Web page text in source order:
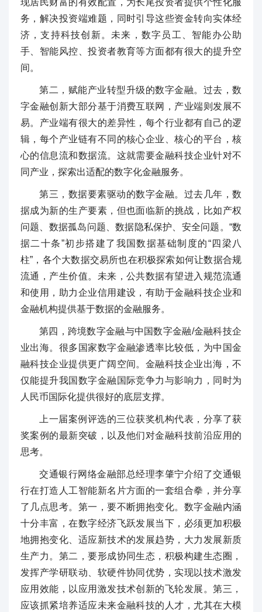
现居民财富的有效配置，为长尾投资者提供个性化服
务，解决投资端难题，同时引导这些资金转向实体经
济，支持科技创新。未来，数字员工、智能办公助
手、智能风控、投资者教育等方面都有很大的提升空
间。
第二，赋能产业转型升级的数字金融。过去，数
字金融创新大部分基于消费互联网，产业端则发展不
易。产业端有很大的差异性，每个行业都有自己的逻
辑，每个产业链有不同的核心企业、核心的平台，核
心的信息流和数据流。这就需要金融科技企业针对不
同产业，探索出适配的数字化金融服务。
第三，数据要素驱动的数字金融。过去几年，数
据成为新的生产要素，但也面临新的挑战，比如产权
问题、数据孤岛问题、数据隐私保护、安全问题。“数
据二十条”初步搭建了我国数据基础制度的“四梁八
柱”，各个大数据交易所也在积极探索如何让数据合规
流通，产生价值。未来，公共数据有望进入规范流通
和使用，助力企业信用建设，有助于金融科技企业和
金融机构提供基于数据的金融服务。
第四，跨境数字金融与中国数字金融/金融科技企
业出海。很多国家数字金融渗透率比较低，为中国金
融科技企业提供更广阔空间。金融科技企业出海，不
仅能提升我国数字金融国际竞争力与影响力，同时为
人民币国际化提供很好的底层支撑。
上一届案例评选的三位获奖机构代表，分享了获
奖案例的最新突破，以及他们对金融科技前沿应用的
思考。
交通银行网络金融部总经理李肇宁介绍了交通银
行在打造人工智能新名片方面的一套组合拳，并分享
了几点思考。第一，要不断拥抱变化。数字金融内涵
十分丰富，在数字经济飞跃发展当下，必须更加积极
地拥抱变化、适应新技术的发展趋势，大力发展新质
生产力。第二，要形成协同生态，积极构建生态圈，
发挥产学研联动、软硬件协同优势，实现以技术激发
应用效能，以应用激发技术创新的飞轮发展。第三，
应该抓紧培养适应未来金融科技的人才，尤其在大模